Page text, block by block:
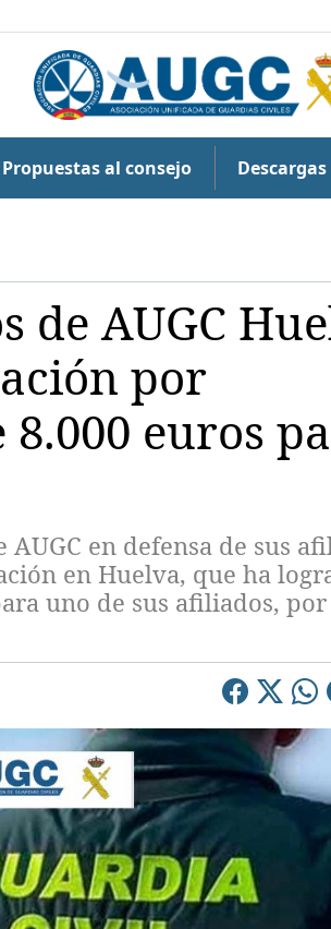
Propuestas al consejo Descargas
de AUGC
por
8.000 euros
en defensa de sus
en Huelva, que ha
uno de sus afiliados,